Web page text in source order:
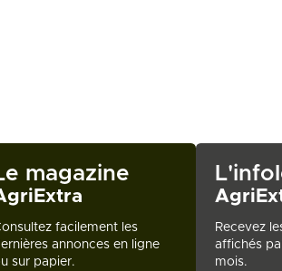
magazine
facilement les
annonces en ligne
sur papier.
Recevez
affichés
mois.